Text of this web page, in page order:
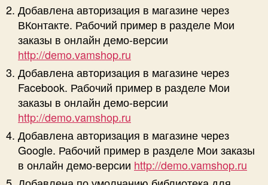
Добавлена авторизация в магазине через
ВКонтакте. Рабочий пример в разделе Мои
заказы в онлайн демо-версии
http://demo.vamshop.ru
Добавлена авторизация в магазине через
Facebook. Рабочий пример в разделе Мои
заказы в онлайн демо-версии
http://demo.vamshop.ru
Добавлена авторизация в магазине через
Google. Рабочий пример в разделе Мои заказы
в онлайн демо-версии http://demo.vamshop.ru